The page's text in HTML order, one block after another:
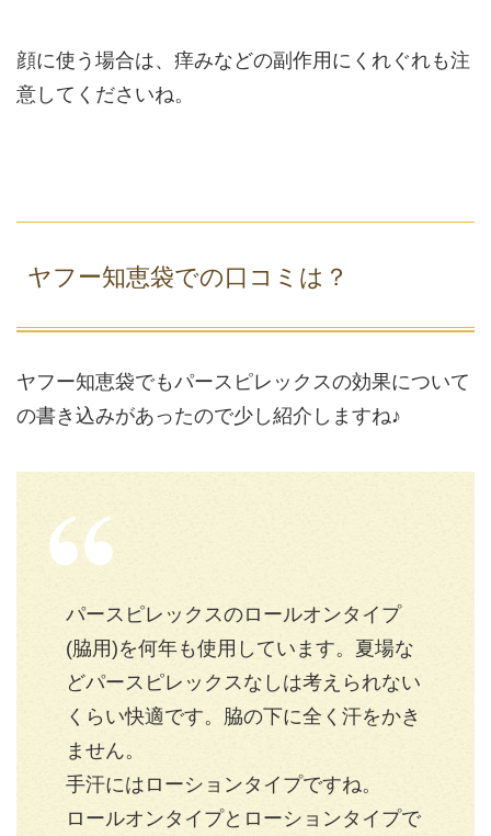
顔に使う場合は、痒みなどの副作用にくれぐれも注
意してくださいね。
ヤフー知恵袋での口コミは？
ヤフー知恵袋でもパースピレックスの効果について
の書き込みがあったので少し紹介しますね♪
パースピレックスのロールオンタイプ
(脇用)を何年も使用しています。夏場な
どパースピレックスなしは考えられない
くらい快適です。脇の下に全く汗をかき
ません。
手汗にはローションタイプですね。
ロールオンタイプとローションタイプで